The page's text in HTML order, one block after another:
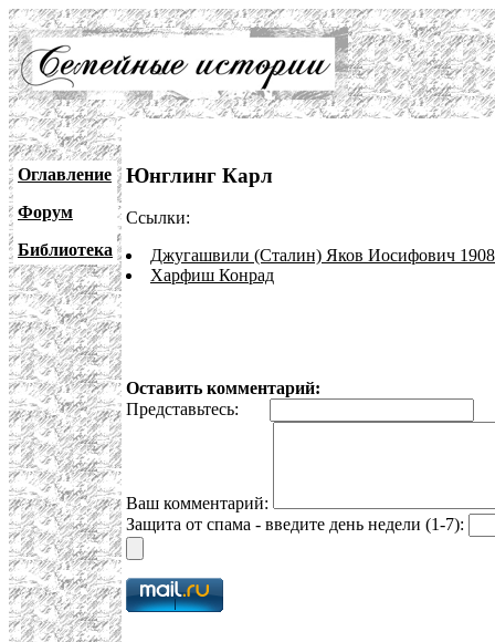
Оглавление
Форум
Библиотека
Юнглинг Карл
Ссылки:
Джугашвили (Сталин) Яков Иосифович
Харфиш Конрад
Оставить комментарий:
Представьтесь:
Ваш комментарий:
Защита от спама - введите день недели (1-7):